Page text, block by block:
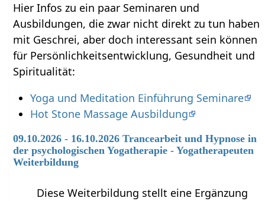
Hier Infos zu ein paar Seminaren und
Ausbildungen, die zwar nicht direkt zu tun haben
mit Geschrei‏‎, aber doch interessant sein können
für Persönlichkeitsentwicklung, Gesundheit und
Spiritualität:
Yoga und Meditation Einführung Seminare
Hot Stone Massage Ausbildung
09.10.2026 - 16.10.2026 Trancearbeit und Hypnose in
der psychologischen Yogatherapie - Yogatherapeuten
Weiterbildung
Diese Weiterbildung stellt eine Ergänzung